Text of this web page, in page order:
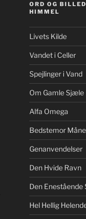
ORD OG
HIMMEL
Livets Kilde
Vandet i Celler
Spejlinger i Vand
Om Gamle Sjæle
Alfa Omega
Bedstemor Måne
Genanvendelser
Den Hvide Ravn
Den Enestående
Hel Hellig